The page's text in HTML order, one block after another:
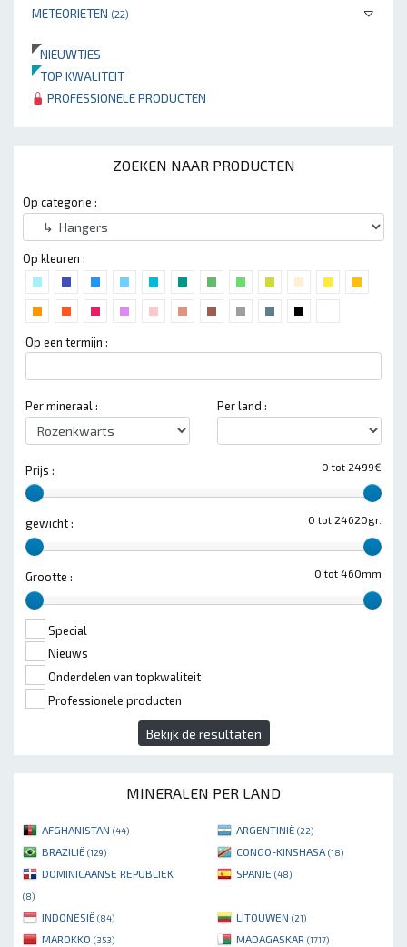
METEORIETEN (22)
NIEUWTJES
TOP KWALITEIT
PROFESSIONELE PRODUCTEN
ZOEKEN NAAR PRODUCTEN
Op categorie :
Op kleuren :
Op een termijn :
Per mineraal : Per land :
0 tot 2499€
Prijs :
0 tot 24620gr.
gewicht :
0 tot 460mm
Grootte :
Special
Nieuws
Onderdelen van topkwaliteit
Professionele producten
Bekijk de resultaten
MINERALEN PER LAND
AFGHANISTAN (44) ARGENTINIË (22)
BRAZILIË (129) CONGO-KINSHASA (18)
DOMINICAANSE REPUBLIEK
(8)
SPANJE (48)
INDONESIË (84) LITOUWEN (21)
MAROKKO (353) MADAGASKAR (1717)